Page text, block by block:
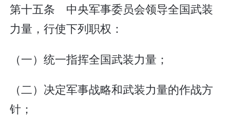
第十五条 中央军事委员会领导全国武装
力量，行使下列职权：
（一）统一指挥全国武装力量；
（二）决定军事战略和武装力量的作战方
针；